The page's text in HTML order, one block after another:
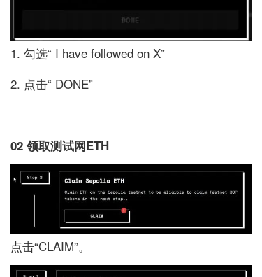
1. 勾选“ I have followed on X”
2. 点击“ DONE”
02 领取测试网ETH
点击“CLAIM”。